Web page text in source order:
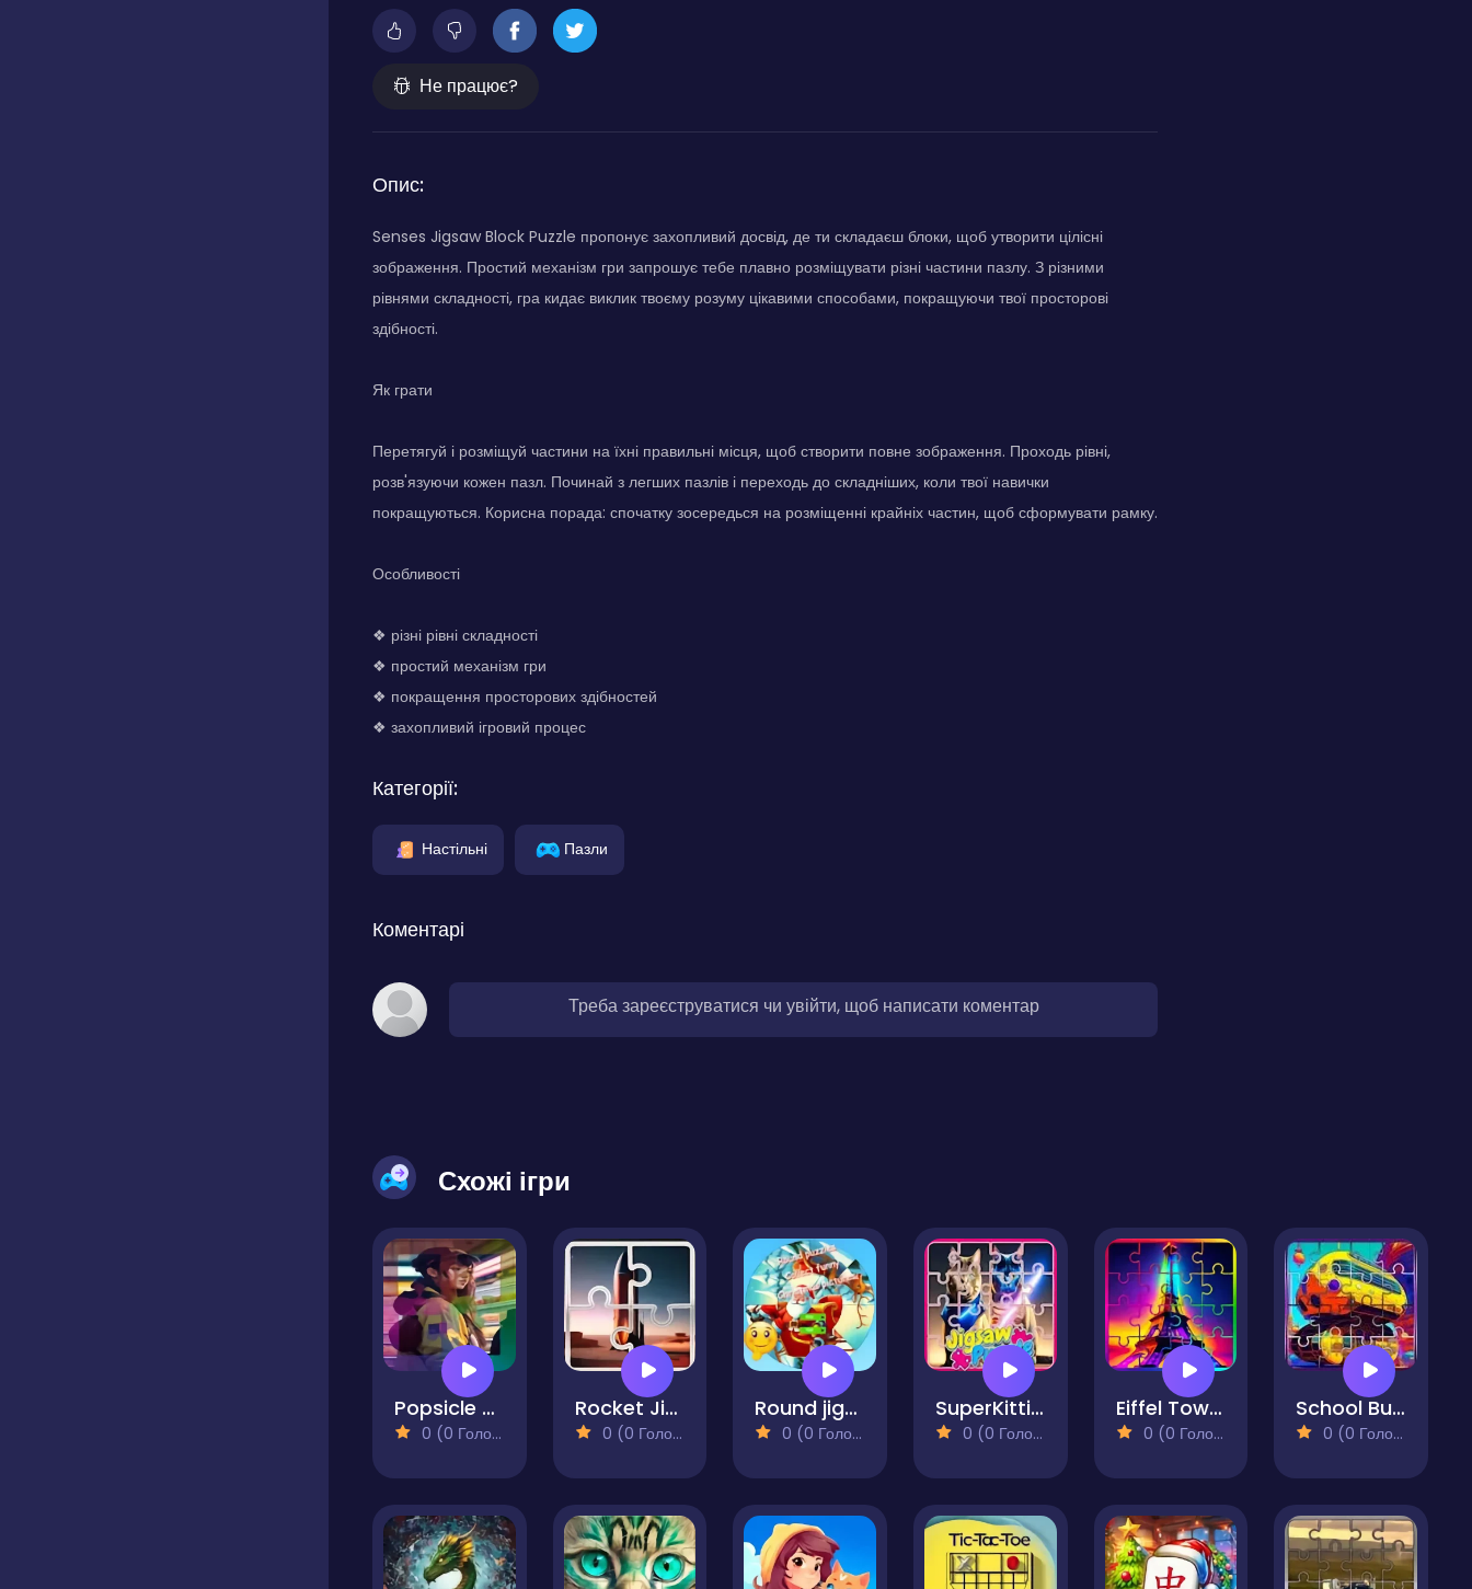
Не працює?
Опис:
Senses Jigsaw Block Puzzle пропонує захопливий досвід, де ти складаєш блоки, щоб утворити цілісні
зображення. Простий механізм гри запрошує тебе плавно розміщувати різні частини пазлу. З різними
рівнями складності, гра кидає виклик твоєму розуму цікавими способами, покращуючи твої просторові
здібності.
Як грати
Перетягуй і розміщуй частини на їхні правильні місця, щоб створити повне зображення. Проходь рівні,
розв'язуючи кожен пазл. Починай з легших пазлів і переходь до складніших, коли твої навички
покращуються. Корисна порада: спочатку зосередься на розміщенні крайніх частин, щоб сформувати рамку.
Особливості
❖ різні рівні складності
❖ простий механізм гри
❖ покращення просторових здібностей
❖ захопливий ігровий процес
Категорії:
Настільні Пазли
Коментарі
Треба зареєструватися чи увійти, щоб написати коментар
Схожі ігри
Popsicle Jigsaw Puzzle Quest
0 (0 Голосів)
Rocket Jigsaw Picture Puzzle
0 (0 Голосів)
Round jigsaw Puzzle Collect funny Christmas pictures
0 (0 Голосів)
SuperKitties Jigsaw Image Challenge
0 (0 Голосів)
Eiffel Tower Jigsaw Block Puzzle
0 (0 Голосів)
School Bus Jigsaw Block Puzzle
0 (0 Голосів)